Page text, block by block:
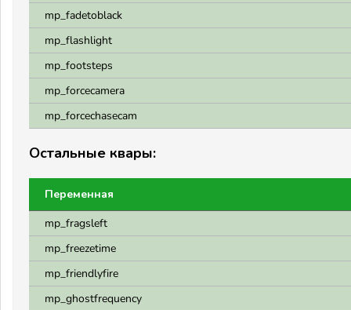
mp_fadetoblack
mp_flashlight
mp_footsteps
mp_forcecamera
mp_forcechasecam
Остальные квары:
Переменная
mp_fragsleft
mp_freezetime
mp_friendlyfire
mp_ghostfrequency